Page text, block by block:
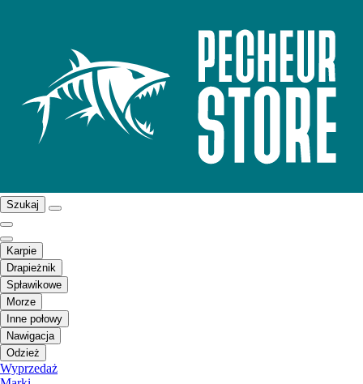
Szukaj
Karpie
Drapieżnik
Spławikowe
Morze
Inne połowy
Nawigacja
Odzież
Wyprzedaż